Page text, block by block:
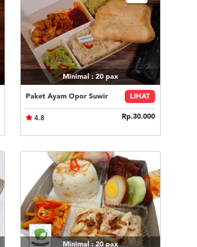
Minimal : 20pax
Paket Ayam Opor Suwir LIHAT
4.8 Rp.30.000
Minimal : 20pax